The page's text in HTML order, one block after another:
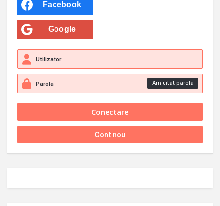
Facebook
Google
Am uitat parola